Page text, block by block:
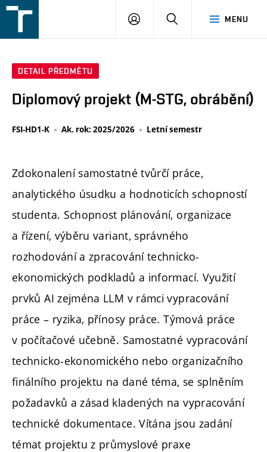
v
MENU
PŘIHLÁŠENÍ
DETAIL PŘEDMĚTU
Diplomový projekt (M-STG, obrábění)
FSI-HD1-K Ak. rok: 2025/2026 Letní semestr
Zdokonalení samostatné tvůrčí práce,
analytického úsudku a hodnoticích schopností
studenta. Schopnost plánování, organizace
a řízení, výběru variant, správného
rozhodování a zpracování technicko-
ekonomických podkladů a informací. Využití
prvků AI zejména LLM v rámci vypracování
práce – ryzika, přínosy práce. Týmová práce
v počítačové učebně. Samostatné vypracování
technicko-ekonomického nebo organizačního
finálního projektu na dané téma, se splněním
požadavků a zásad kladených na vypracování
technické dokumentace. Vítána jsou zadání
témat projektu z průmyslové praxe